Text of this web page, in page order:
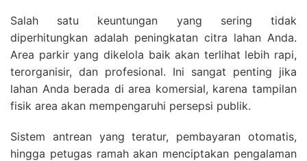
Salah satu keuntungan yang sering tidak
diperhitungkan adalah peningkatan citra lahan Anda.
Area parkir yang dikelola baik akan terlihat lebih rapi,
terorganisir, dan profesional. Ini sangat penting jika
lahan Anda berada di area komersial, karena tampilan
fisik area akan mempengaruhi persepsi publik.
Sistem antrean yang teratur, pembayaran otomatis,
hingga petugas ramah akan menciptakan pengalaman